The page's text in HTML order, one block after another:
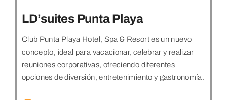
LD’suites Punta Playa
Club Punta Playa Hotel, Spa & Resort es un nuevo
concepto, ideal para vacacionar, celebrar y realizar
reuniones corporativas, ofreciendo diferentes
opciones de diversión, entretenimiento y gastronomía.